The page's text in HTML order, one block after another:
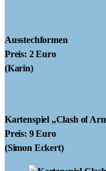
Ausstechformen
Preis: 2 Euro
(Karin)
Kartenspiel „Clash of
Preis: 9 Euro
(Simon Eckert)